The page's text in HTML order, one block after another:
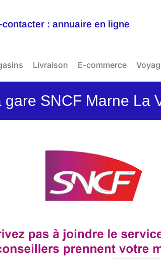
: annuaire en ligne
Livraison E-commerce
SNCF Marne La